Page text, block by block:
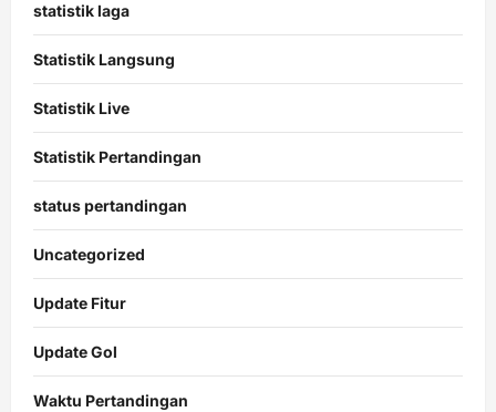
statistik laga
Statistik Langsung
Statistik Live
Statistik Pertandingan
status pertandingan
Uncategorized
Update Fitur
Update Gol
Waktu Pertandingan